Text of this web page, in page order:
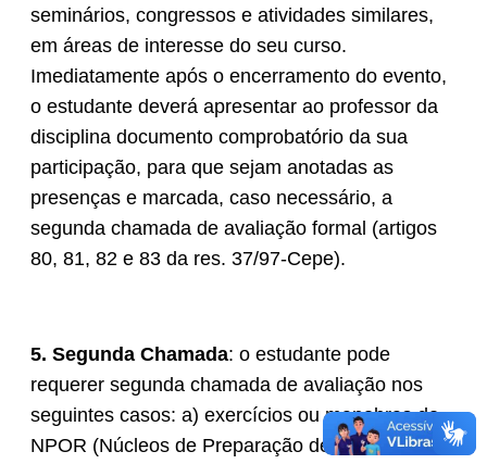
seminários, congressos e atividades similares,
em áreas de interesse do seu curso.
Imediatamente após o encerramento do evento,
o estudante deverá apresentar ao professor da
disciplina documento comprobatório da sua
participação, para que sejam anotadas as
presenças e marcada, caso necessário, a
segunda chamada de avaliação formal (artigos
80, 81, 82 e 83 da res. 37/97-Cepe).
5. Segunda Chamada: o estudante pode
requerer segunda chamada de avaliação nos
seguintes casos: a) exercícios ou manobras do
NPOR (Núcleos de Preparação de Oficiais da